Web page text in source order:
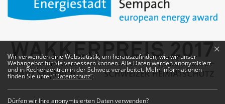
Webstatistik
Wir verwenden eine Webstatistik, um herauszufinden, wie wir unser
Webangebot für Sie verbessern können. Alle Daten werden anonymisiert
und in Rechenzentren in der Schweiz verarbeitet. Mehr Informationen
finden Sie unter“Datenschutz“.
Dürfen wir Ihre anonymisierten Daten verwenden?
×